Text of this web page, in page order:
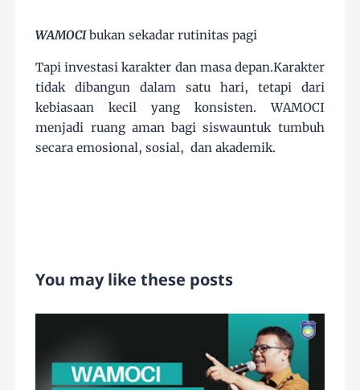
WAMOCIbukan sekadar rutinitas pagi
Tapi investasi karakter dan masa depan.Karakter
tidak dibangun dalam satu hari, tetapi dari
kebiasaan kecil yang konsisten. WAMOCI
menjadi ruang aman bagi siswauntuk tumbuh
secara emosional, sosial, dan akademik.
You may like these posts